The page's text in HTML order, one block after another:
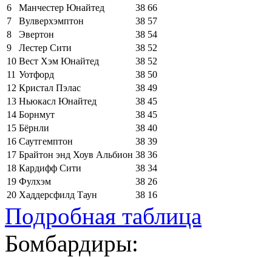
6
Манчестер Юнайтед 38 66
7
Вулверхэмптон 38 57
8
Эвертон 38 54
9
Лестер Сити 38 52
10 Вест Хэм Юнайтед 38 52
11 Уотфорд 38 50
12 Кристал Пэлас 38 49
13 Ньюкасл Юнайтед 38 45
14 Борнмут 38 45
15 Бёрнли 38 40
16 Саутгемптон 38 39
17 Брайтон энд Хоув Альбион 38 36
18 Кардифф Сити 38 34
19 Фулхэм 38 26
20 Хаддерсфилд Таун 38 16
Подробная таблица
Бомбардиры: